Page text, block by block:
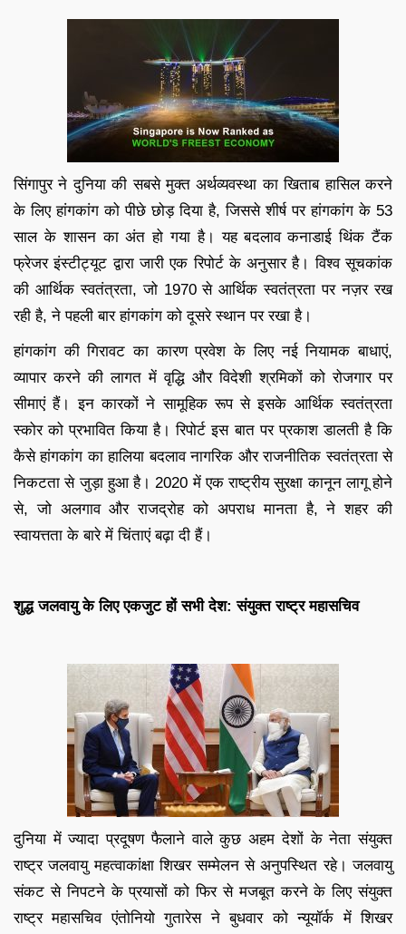
सिंगापुर ने दुनिया की सबसे मुक्त अर्थव्यवस्था का खिताब हासिल करने
के लिए हांगकांग को पीछे छोड़ दिया है, जिससे शीर्ष पर हांगकांग के 53
साल के शासन का अंत हो गया है। यह बदलाव कनाडाई थिंक टैंक
फ्रेजर इंस्टीट्यूट द्वारा जारी एक रिपोर्ट के अनुसार है। विश्व सूचकांक
की आर्थिक स्वतंत्रता, जो 1970 से आर्थिक स्वतंत्रता पर नज़र रख
रही है, ने पहली बार हांगकांग को दूसरे स्थान पर रखा है।
हांगकांग की गिरावट का कारण प्रवेश के लिए नई नियामक बाधाएं,
व्यापार करने की लागत में वृद्धि और विदेशी श्रमिकों को रोजगार पर
सीमाएं हैं। इन कारकों ने सामूहिक रूप से इसके आर्थिक स्वतंत्रता
स्कोर को प्रभावित किया है। रिपोर्ट इस बात पर प्रकाश डालती है कि
कैसे हांगकांग का हालिया बदलाव नागरिक और राजनीतिक स्वतंत्रता से
निकटता से जुड़ा हुआ है। 2020 में एक राष्ट्रीय सुरक्षा कानून लागू होने
से, जो अलगाव और राजद्रोह को अपराध मानता है, ने शहर की
स्वायत्तता के बारे में चिंताएं बढ़ा दी हैं।
शुद्ध जलवायु के लिए एकजुट हों सभी देश: संयुक्त राष्ट्र महासचिव
दुनिया में ज्यादा प्रदूषण फैलाने वाले कुछ अहम देशों के नेता संयुक्त
राष्ट्र जलवायु महत्वाकांक्षा शिखर सम्मेलन से अनुपस्थित रहे। जलवायु
संकट से निपटने के प्रयासों को फिर से मजबूत करने के लिए संयुक्त
राष्ट्र महासचिव एंतोनियो गुतारेस ने बुधवार को न्यूयॉर्क में शिखर